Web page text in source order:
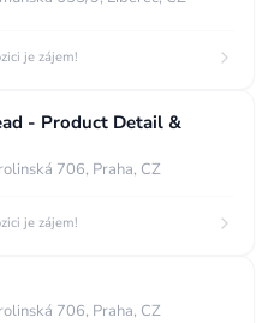
je zájem!
- Product Detail &
706, Praha, CZ
je zájem!
706, Praha, CZ